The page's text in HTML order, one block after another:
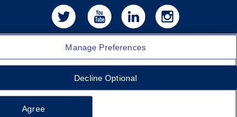
Manage Preferences
Decline Optional
Agree